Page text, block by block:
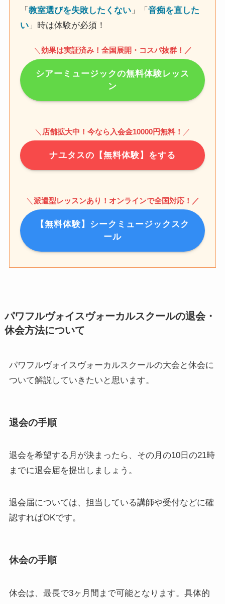
「教室選びを失敗したくない 」「音痴を直した
い 」時は体験が必須！
＼ 効果は実証済み！全国展開・コスパ抜群！ ／
シアーミュージックの無料体験レッス
ン
＼ 店舗拡大中！今なら入会金10000円無料！ ／
ナユタスの【無料体験】をする
＼ 派遣型レッスンあり！オンラインで全国対応！／
【無料体験】シークミュージックスク
ール
パワフルヴォイスヴォーカルスクールの退会・
休会方法について
パワフルヴォイスヴォーカルスクールの大会と休会に
ついて解説していきたいと思います。
退会の手順
退会を希望する月が決まったら、その月の10日の21時
までに退会届を提出しましょう。
退会届については、担当している講師や受付などに確
認すればOKです。
休会の手順
休会は、最長で3ヶ月間まで可能となります。具体的